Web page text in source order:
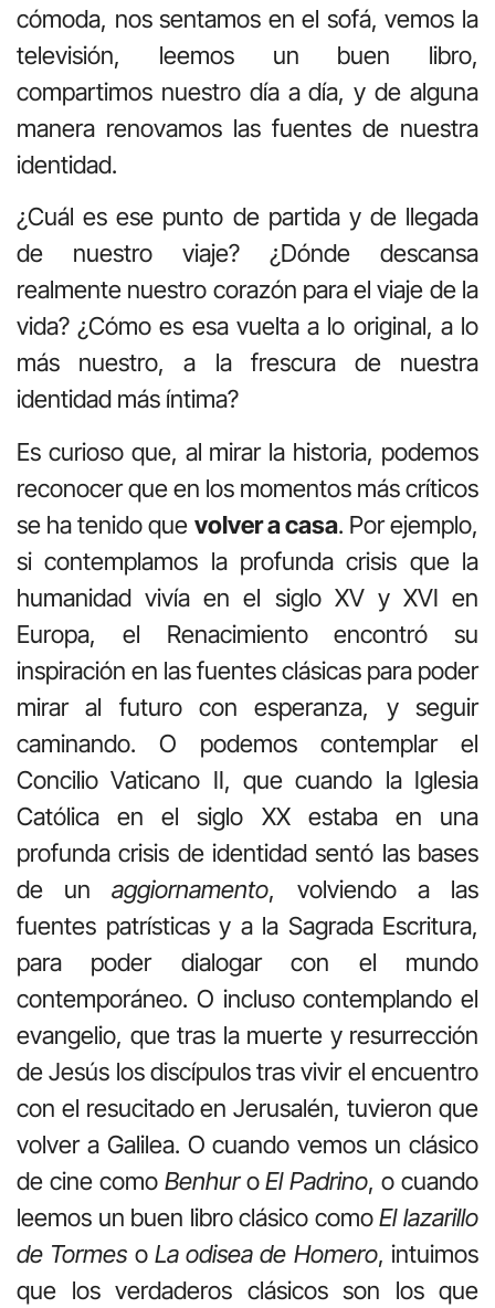
cómoda, nos sentamos en el sofá, vemos la
televisión, leemos un buen libro,
compartimos nuestro día a día, y de alguna
manera renovamos las fuentes de nuestra
identidad.
¿Cuál es ese punto de partida y de llegada
de nuestro viaje? ¿Dónde descansa
realmente nuestro corazón para el viaje de la
vida? ¿Cómo es esa vuelta a lo original, a lo
más nuestro, a la frescura de nuestra
identidad más íntima?
Es curioso que, al mirar la historia, podemos
reconocer que en los momentos más críticos
se ha tenido que volver a casa. Por ejemplo,
si contemplamos la profunda crisis que la
humanidad vivía en el siglo XV y XVI en
Europa, el Renacimiento encontró su
inspiración en las fuentes clásicas para poder
mirar al futuro con esperanza, y seguir
caminando. O podemos contemplar el
Concilio Vaticano II, que cuando la Iglesia
Católica en el siglo XX estaba en una
profunda crisis de identidad sentó las bases
de unaggiornamento, volviendo a las
fuentes patrísticas y a la Sagrada Escritura,
para poder dialogar con el mundo
contemporáneo. O incluso contemplando el
evangelio, que tras la muerte y resurrección
de Jesús los discípulos tras vivir el encuentro
con el resucitado en Jerusalén, tuvieron que
volver a Galilea. O cuando vemos un clásico
de cine como BenhuroEl Padrino, o cuando
leemos un buen libro clásico comoEl lazarillo
de Tormes o La odisea de Homero, intuimos
que los verdaderos clásicos son los que